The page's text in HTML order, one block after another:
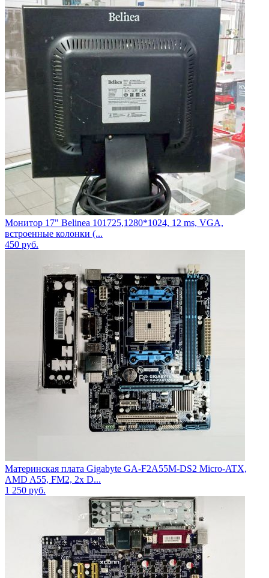
Монитор 17" Belinea 101725,1280*1024, 12 ms, VGA,
встроенные колонки (...
450 руб.
Материнская плата Gigabyte GA-F2A55M-DS2 Micro-ATX,
AMD A55, FM2, 2x D...
1 250 руб.